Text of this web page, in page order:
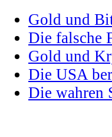
Gold und
Die falsche
Gold und
Die USA
Die wahren